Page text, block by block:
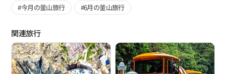
#今月の釜山旅行
#6月の釜山旅行
関連旅行